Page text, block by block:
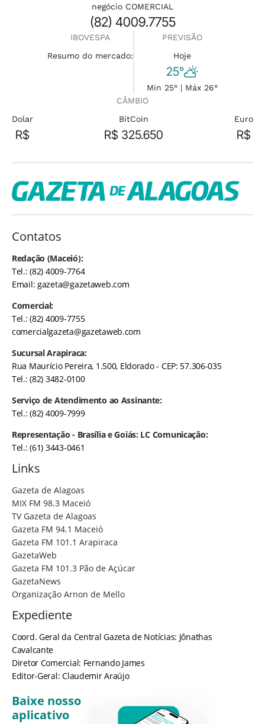
negócio COMERCIAL
(82) 4009.7755
IBOVESPA
Resumo do mercado:
PREVISÃO
Hoje
25°
Min 25° | Máx 26°
CÂMBIO
Dolar
R$
BitCoin
R$ 325.650
Euro
R$
Contatos
Redação (Maceió):
Tel.: (82) 4009-7764
Email:gazeta@gazetaweb.com
Comercial:
Tel.: (82) 4009-7755
comercialgazeta@gazetaweb.com
Sucursal Arapiraca:
Rua Maurício Pereira, 1.500, Eldorado - CEP: 57.306-035
Tel.: (82) 3482-0100
Serviço de Atendimento ao Assinante:
Tel.: (82) 4009-7999
Representação - Brasília e Goiás: LC Comunicação:
Tel.: (61) 3443-0461
Links
Gazeta de Alagoas
MIX FM 98.3 Maceió
TV Gazeta de Alagoas
Gazeta FM 94.1 Maceió
Gazeta FM 101.1 Arapiraca
GazetaWeb
Gazeta FM 101.3 Pão de Açúcar
GazetaNews
Organização Arnon de Mello
Expediente
Coord. Geral da Central Gazeta de Notícias: Jônathas
Cavalcante
Diretor Comercial: Fernando James
Editor-Geral: Claudemir Araújo
Baixe nosso
aplicativo